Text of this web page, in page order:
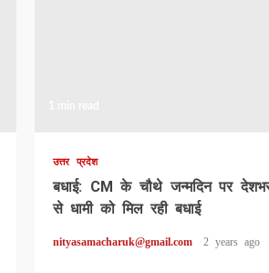
उत्तर प्रदेश
बधाई: CM के चौथे जन्मदिन पर
से धामी को मिल रही बधाई
nityasamacharuk@gmail.com 2 years ago